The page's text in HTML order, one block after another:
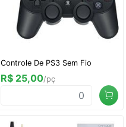
Controle De PS3 Sem Fio
R$ 25,00/pç